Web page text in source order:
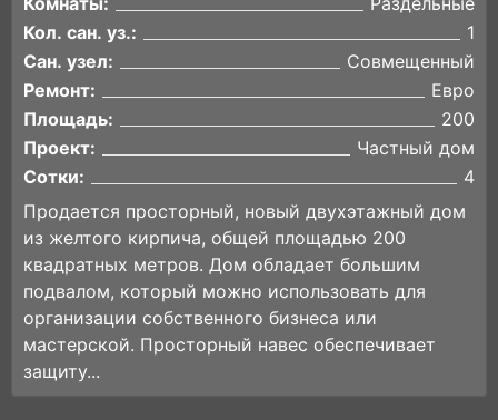
Кол. сан. уз.:
1
Сан. узел:
Совмещенный
Ремонт:
Евро
Площадь:
200
Проект:
Частный дом
Сотки:
4
Продается просторный, новый двухэтажный дом
из желтого кирпича, общей площадью 200
квадратных метров. Дом обладает большим
подвалом, который можно использовать для
организации собственного бизнеса или
мастерской. Просторный навес обеспечивает
защиту...